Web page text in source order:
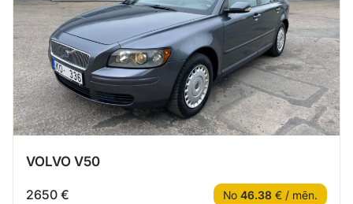
VOLVO V50
2650 € No 46.38 € / mēn.